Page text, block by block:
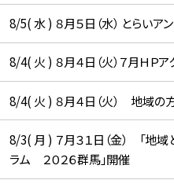
8/5( 水 ) ８月５日（水） とらいア
8/4( 火 ) ８月４日（火）７月ＨＰ
8/4( 火 ) ８月４日（火） 地域の
8/3( 月 ) ７月３１日（金） 「地
ラム ２０２６群馬」開催